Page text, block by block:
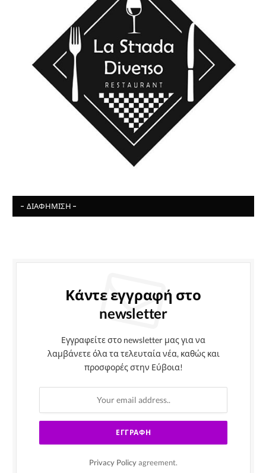
- ΔΙΑΦΉΜΙΣΗ -
Κάντε εγγραφή στο
newsletter
Εγγραφείτε στο newsletter μας για να
λαμβάνετε όλα τα τελευταία νέα, καθώς και
προσφορές στην Εύβοια!
Privacy Policy agreement.